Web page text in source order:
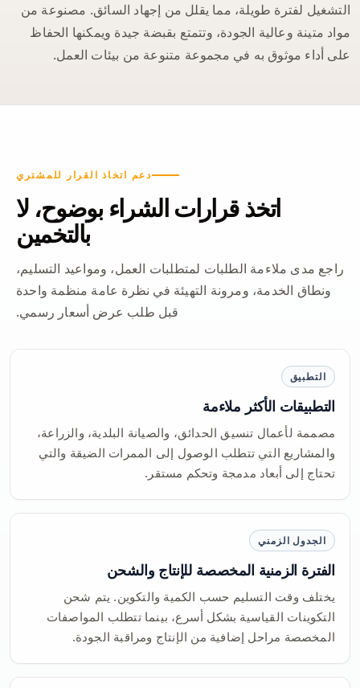
التشغيل لفترة طويلة، مما يقلل من إجهاد السائق. مصنوعة من
مواد متينة وعالية الجودة، وتتمتع بقبضة جيدة ويمكنها الحفاظ
على أداء موثوق به في مجموعة متنوعة من بيئات العمل.
دعم اتخاذ القرار للمشتري
اتخذ قرارات الشراء بوضوح، لا
بالتخمين
راجع مدى ملاءمة الطلبات لمتطلبات العمل، ومواعيد التسليم،
ونطاق الخدمة، ومرونة التهيئة في نظرة عامة منظمة واحدة
قبل طلب عرض أسعار رسمي.
التطبيق
التطبيقات الأكثر ملاءمة
مصممة لأعمال تنسيق الحدائق، والصيانة البلدية، والزراعة،
والمشاريع التي تتطلب الوصول إلى الممرات الضيقة والتي
تحتاج إلى أبعاد مدمجة وتحكم مستقر.
الجدول الزمني
الفترة الزمنية المخصصة للإنتاج والشحن
يختلف وقت التسليم حسب الكمية والتكوين. يتم شحن
التكوينات القياسية بشكل أسرع، بينما تتطلب المواصفات
المخصصة مراحل إضافية من الإنتاج ومراقبة الجودة.